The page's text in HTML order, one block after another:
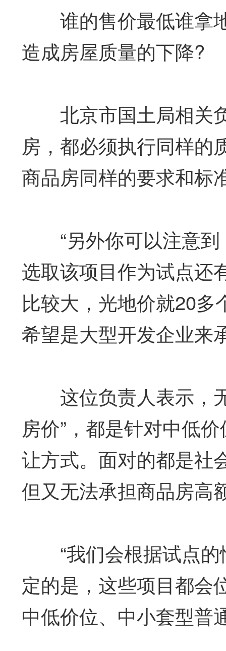
谁的售价最低谁拿
造成房屋质量的下降?
北京市国土局相关
房，都必须执行同样的
商品房同样的要求和标
“另外你可以注意到
选取该项目作为试点还
比较大，光地价就20多
希望是大型开发企业来
这位负责人表示，无
房价”，都是针对中低
让方式。面对的都是社
但又无法承担商品房高
“我们会根据试点的
定的是，这些项目都会
中低价位、中小套型普